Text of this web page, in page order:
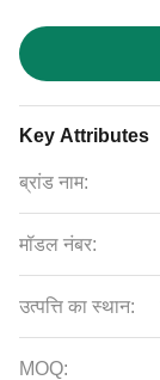
Key Attributes
ब्रांड नाम:
मॉडल नंबर:
उत्पत्ति का स्थान:
MOQ: